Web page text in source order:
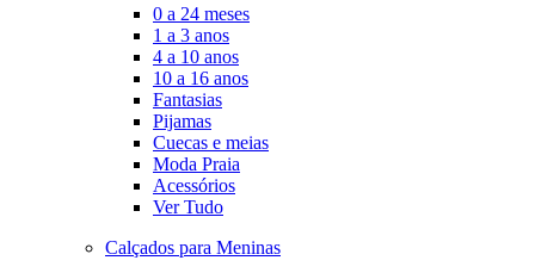
0 a 24 meses
1 a 3 anos
4 a 10 anos
10 a 16 anos
Fantasias
Pijamas
Cuecas e meias
Moda Praia
Acessórios
Ver Tudo
Calçados para Meninas